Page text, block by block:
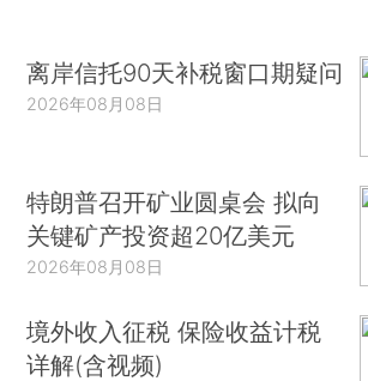
离岸信托90天补税窗口期疑问
2026年08月08日
特朗普召开矿业圆桌会 拟向
关键矿产投资超20亿美元
2026年08月08日
境外收入征税 保险收益计税
详解(含视频)